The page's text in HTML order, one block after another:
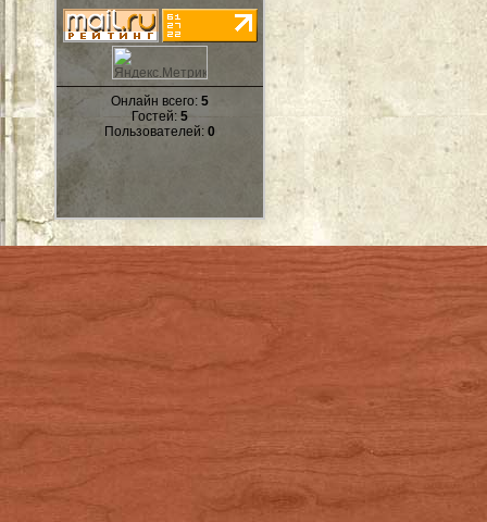
Онлайн всего: 5
Гостей: 5
Пользователей: 0